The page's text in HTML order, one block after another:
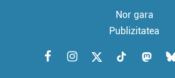
Nor gara
Publizitatea